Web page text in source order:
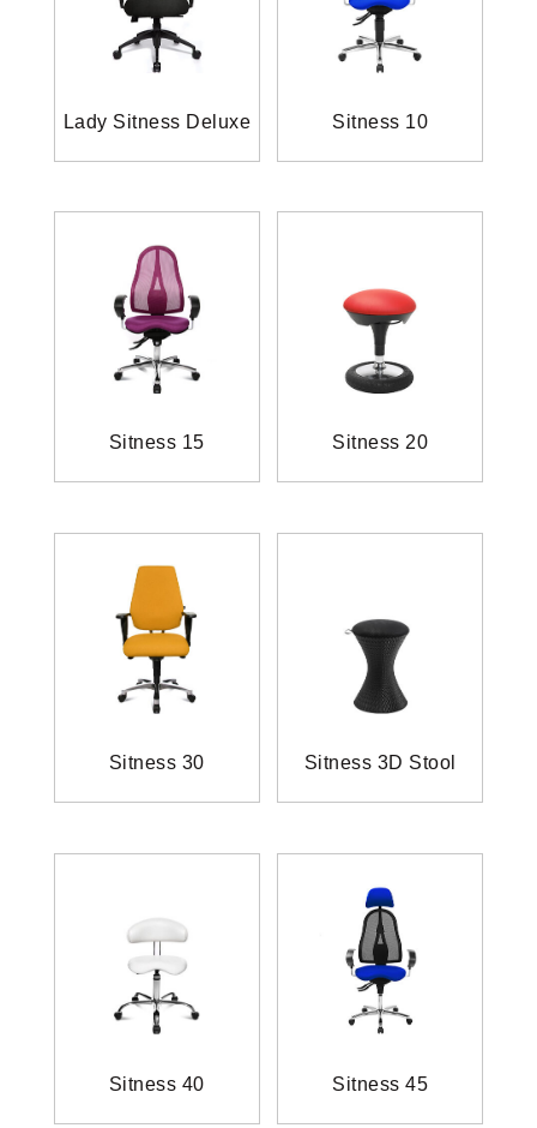
Lady Sitness Deluxe Sitness 10
Sitness 15 Sitness 20
Sitness 30 Sitness 3D Stool
Sitness 40 Sitness 45